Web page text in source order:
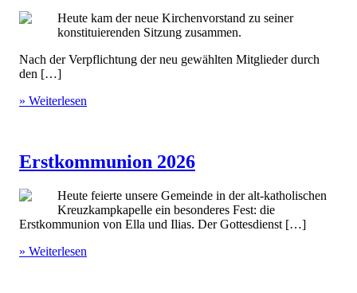
Heute kam der neue Kirchenvorstand zu seiner
konstituierenden Sitzung zusammen.
Nach der Verpflichtung der neu gewählten Mitglieder durch
den […]
» Weiterlesen
Erstkommunion 2026
Heute feierte unsere Gemeinde in der alt-katholischen
Kreuzkampkapelle ein besonderes Fest: die
Erstkommunion von Ella und Ilias. Der Gottesdienst […]
» Weiterlesen